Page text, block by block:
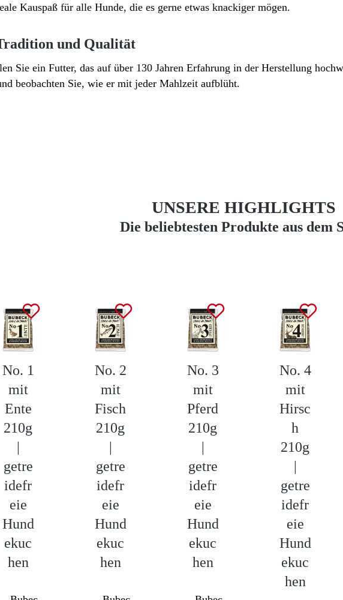
Kauspaß für alle Hunde, die es gerne etwas knackiger mögen.
und Qualität
Sie ein Futter, das auf über 130 Jahren Erfahrung in der Herstellung
beobachten Sie, wie er mit jeder Mahlzeit aufblüht.
UNSERE HIGHLIGHTS
Die beliebtesten Produkte aus dem
No. 1
mit
Ente
210g
|
getre
idefr
eie
Hund
ekuc
hen
No. 2
mit
Fisch
210g
|
getre
idefr
eie
Hund
ekuc
hen
No. 3
mit
Pferd
210g
|
getre
idefr
eie
Hund
ekuc
hen
No. 4
mit
Hirsc
h
210g
|
getre
idefr
eie
Hund
ekuc
hen